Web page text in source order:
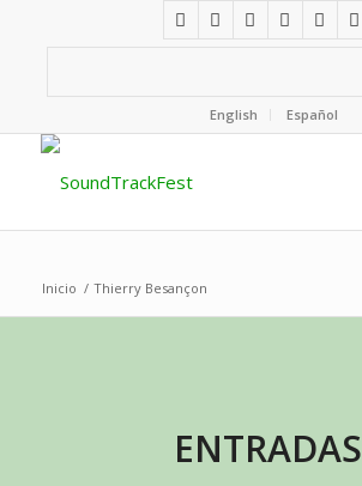
English Español
Inicio / Thierry Besançon
ENTRADAS